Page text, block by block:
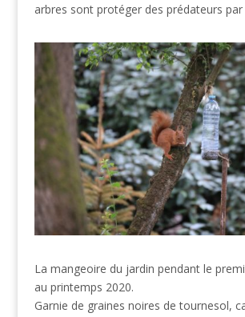
arbres sont protéger des prédateurs par
La mangeoire du jardin pendant le
au printemps 2020.
Garnie de graines noires de tournesol,